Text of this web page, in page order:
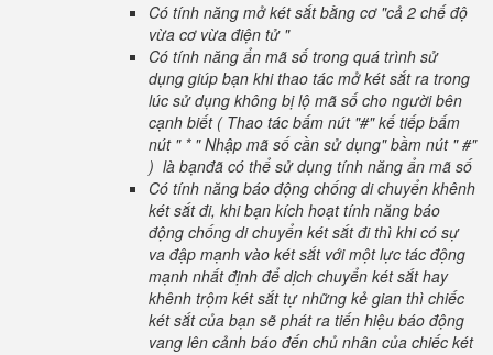
Có tính năng mở két sắt bằng cơ "cả 2 chế độ
vừa cơ vừa điện tử "
Có tính năng ẩn mã số trong quá trình sử
dụng giúp bạn khi thao tác mở két sắt ra trong
lúc sử dụng không bị lộ mã số cho người bên
cạnh biết ( Thao tác bấm nút "#" kế tiếp bấm
nút " * " Nhập mã số cần sử dụng" bầm nút " #"
) là bạnđã có thể sử dụng tính năng ẩn mã số
Có tính năng báo động chống di chuyển khênh
két sắt đi, khi bạn kích hoạt tính năng báo
động chống di chuyển két sắt đi thì khi có sự
va đập mạnh vào két sắt với một lực tác động
mạnh nhất định để dịch chuyển két sắt hay
khênh trộm két sắt tự những kẻ gian thì chiếc
két sắt của bạn sẽ phát ra tiến hiệu báo động
vang lên cảnh báo đến chủ nhân của chiếc két